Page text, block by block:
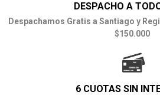
DESPACHO A
Despachamos Gratis a Santiago y
$150.000
6 CUOTAS SIN